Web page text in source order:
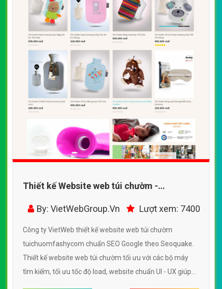
Thiết kế Website web túi chườm -
tuichuomfashycom
By: VietWebGroup.Vn Lượt xem: 7400
Công ty VietWeb thiết kế website web túi chườm
tuichuomfashycom chuẩn SEO Google theo Seoquake.
Thiết kế website web túi chườm tối ưu với các bộ máy
tìm kiếm, tối ưu tốc độ load, website chuẩn UI - UX giúp